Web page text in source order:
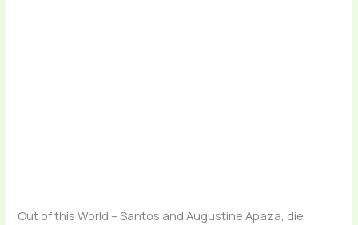
Out of this World – Santos and Augustine Apaza, die